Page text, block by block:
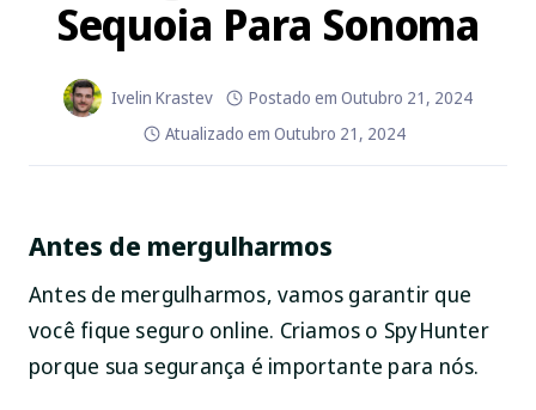
Nederlands
Norsk
Português
Sequoia Para Sonoma
Ivelin Krastev Postado em Outubro 21, 2024
Atualizado em Outubro 21, 2024
Antes de mergulharmos
Antes de mergulharmos, vamos garantir que
você fique seguro online. Criamos o SpyHunter
porque sua segurança é importante para nós.